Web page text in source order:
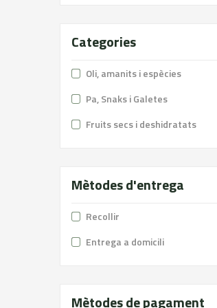
Categories
Oli, amanits i espècies
Pa, Snaks i Galetes
Fruits secs i deshidratats
Mètodes d'entrega
Recollir
Entrega a domicili
Mètodes de pagament